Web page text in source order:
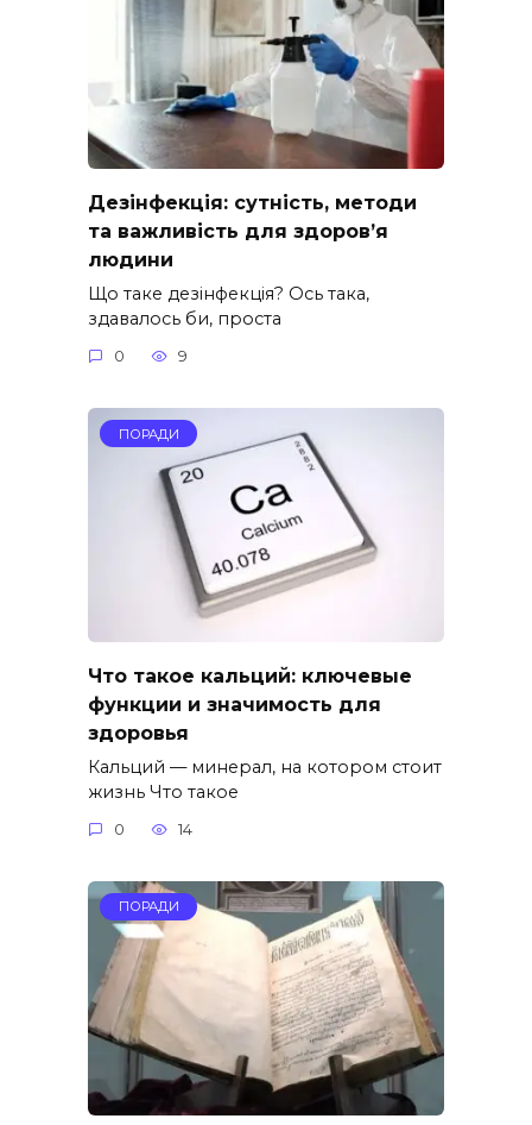
Дезінфекція: сутність, методи
та важливість для здоров’я
людини
Що таке дезінфекція? Ось така,
здавалось би, проста
0 9
ПОРАДИ
Что такое кальций: ключевые
функции и значимость для
здоровья
Кальций — минерал, на котором стоит
жизнь Что такое
0 14
ПОРАДИ